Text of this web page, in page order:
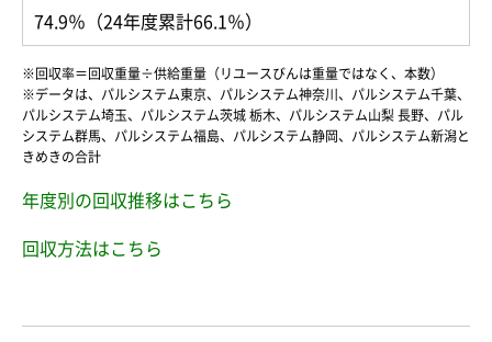
74.9％（24年度累計66.1％）
※回収率＝回収重量÷供給重量（リユースびんは重量ではなく、本数）
※データは、パルシステム東京、パルシステム神奈川、パルシステム千葉、
パルシステム埼玉、パルシステム茨城 栃木、パルシステム山梨 長野、パル
システム群馬、パルシステム福島、パルシステム静岡、パルシステム新潟と
きめきの合計
年度別の回収推移はこちら
回収方法はこちら